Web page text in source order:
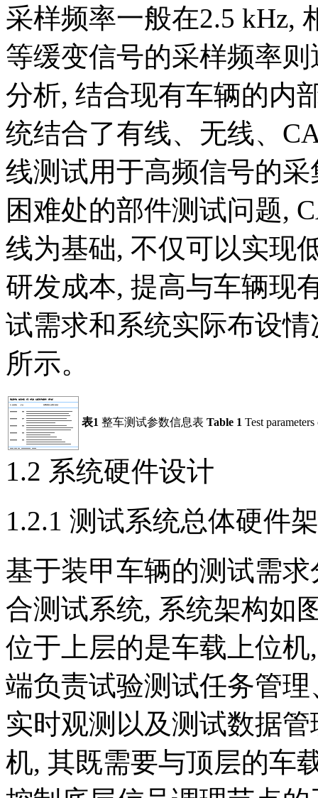
采样频率一般在2.5 kHz,
等缓变信号的采样频率
分析, 结合现有车辆的内
统结合了有线、无线、
线测试用于高频信号的
困难处的部件测试问题,
线为基础, 不仅可以实现
研发成本, 提高与车辆现
试需求和系统实际布设
所示。
表1 整车测试参数信息表 Table 1 Test
1.2 系统硬件设计
1.2.1 测试系统总体硬件
基于装甲车辆的测试需
合测试系统, 系统架构如
位于上层的是车载上位
端负责试验测试任务管
实时观测以及测试数据
机, 其既需要与顶层的车